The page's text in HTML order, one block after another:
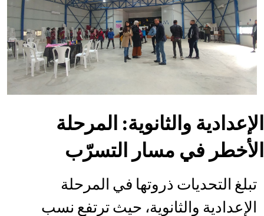
الإعدادية والثانوية: المرحلة
الأخطر في مسار التسرّب
تبلغ التحديات ذروتها في المرحلة
الإعدادية والثانوية، حيث ترتفع نسب